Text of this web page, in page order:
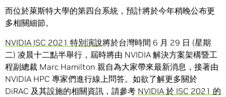
而位於萊斯特大學的第四台系統，預計將於今年稍晚公布更
多相關細節。
NVIDIA ISC 2021 特別演說將於台灣時間 6 月 29 日 (星期
二) 凌晨十二點半舉行，屆時將由 NVIDIA 解決方案架構暨工
程副總裁 Marc Hamilton 親自為大家帶來最新消息，接著由
NVIDIA HPC 專家們進行線上問答。如欲了解更多關於
DiRAC 及其設施的相關資訊，請參考 NVIDIA 於 ISC 2021 的